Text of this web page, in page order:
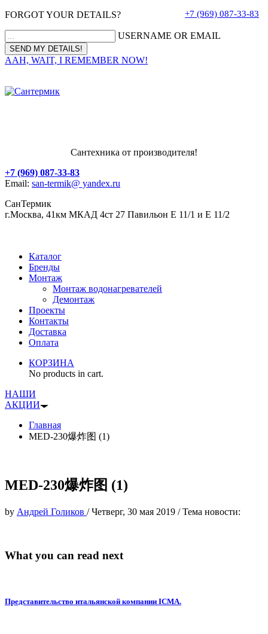
FORGOT YOUR DETAILS?
USERNAME OR EMAIL
AAH, WAIT, I REMEMBER NOW!
+7 (969) 087-33-83
Сантехника от производителя!
+7 (969) 087-33-83
Email: san-termik@ yandex.ru
СанТермик
г.Москва, 41км МКАД 4ст 27 Павильон Е 11/1 и Е 11/2
Каталог
Бренды
Монтаж
Монтаж водонагревателей
Демонтаж
Проекты
Контакты
Доставка
Оплата
КОРЗИНА
No products in cart.
НАШИ
АКЦИИ
Главная
MED-230爆炸图 (1)
MED-230爆炸图 (1)
by Андрей Голиков /Четверг, 30 мая 2019 /Тема новости:
What you can read next
Представительство итальянской компании ICMA.